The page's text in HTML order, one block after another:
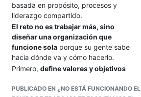
basada en propósito, procesos y
liderazgo compartido.
El reto no es trabajar más, sino
diseñar una organización que
funcione sola porque su gente sabe
hacia dónde va y cómo hacerlo.
Primero, define valores y objetivos
depender del dueño. Luego,
PUBLICADO EN ¿NO ESTÁ FUNCIONANDO EL